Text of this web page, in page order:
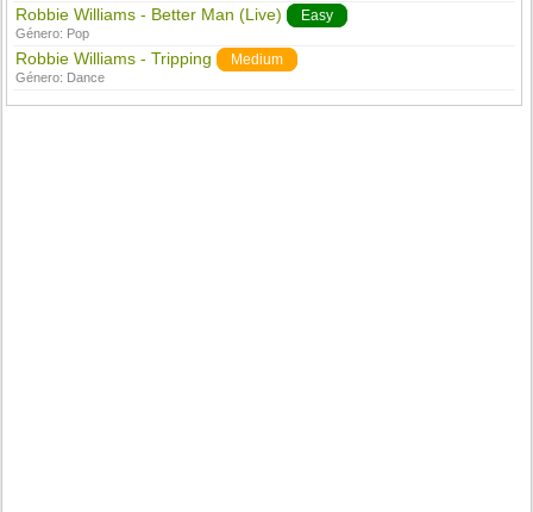
Robbie Williams - Better Man (Live) Easy
Género: Pop
Robbie Williams - Tripping Medium
Género: Dance